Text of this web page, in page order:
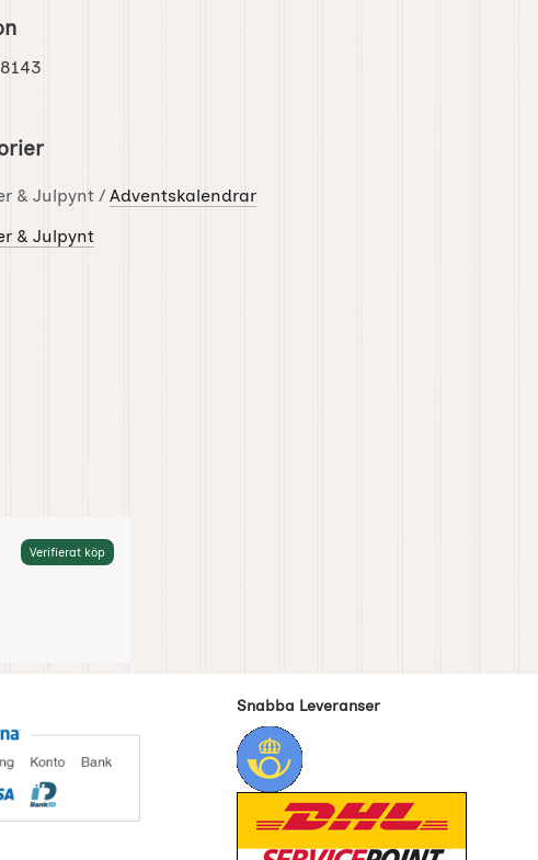
8143
& Julpynt / Adventskalendrar
& Julpynt
Verifierat köp
Snabba Leveranser